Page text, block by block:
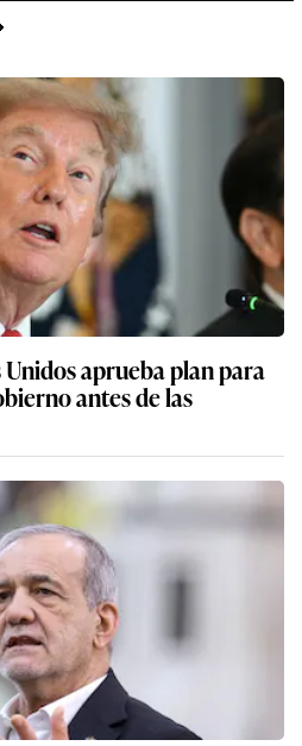
aprueba plan para
antes de las